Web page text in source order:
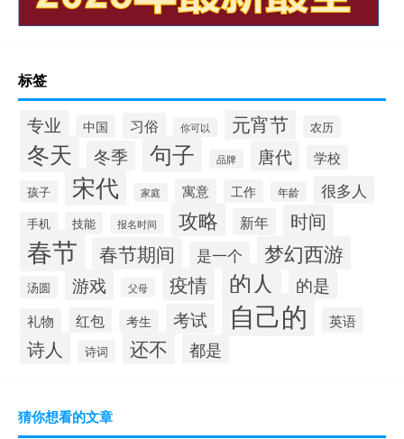
标签
专业 中国 习俗 你可以 元宵节 农历
冬天 冬季 句子 品牌 唐代 学校
孩子 宋代 家庭 寓意 工作 年龄 很多人
手机 技能 报名时间 攻略 新年 时间
春节 春节期间 是一个 梦幻西游
汤圆 游戏 父母 疫情 的人 的是
礼物 红包 考生 考试 自己的 英语
诗人 诗词 还不 都是
猜你想看的文章